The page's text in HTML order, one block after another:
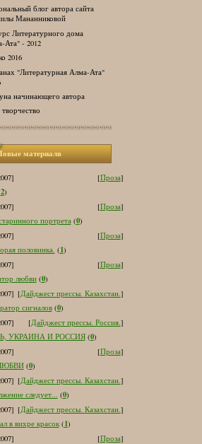
блог автора сайта
Мананниковой
Литературного дома
Ата" - 2012
2016
"Литературная Алма-Ата"
начинающего автора
материалв
[Проза]
2)
[Проза]
портрета (0)
[Проза]
половинка. (1)
[Проза]
любви (0)
[Дайджест прессы. Казахстан.]
сигналов (0)
[Дайджест прессы. Россия.]
УКРАИНА И РОССИЯ (0)
[Проза]
(0)
[Дайджест прессы. Казахстан.]
следует... (0)
[Дайджест прессы. Казахстан.]
в вихре красок (1)
[Проза]